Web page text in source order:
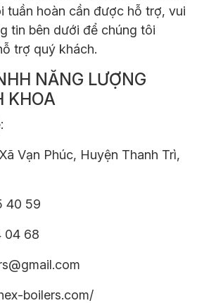
tuần hoàn cần được hỗ trợ, vui
tin bên dưới để chúng tôi
trợ quý khách.
NĂNG LƯỢNG
KHOA
Vạn Phúc, Huyện Thanh Trì,
40 59
04 68
boilers.com/